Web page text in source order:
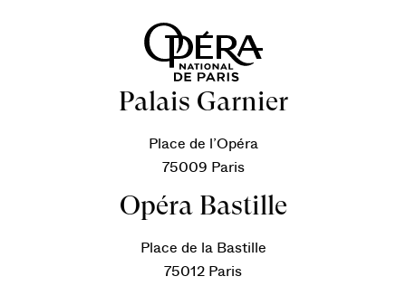
Palais Garnier
Place de l’Opéra
75009 Paris
Opéra Bastille
Place de la Bastille
75012 Paris